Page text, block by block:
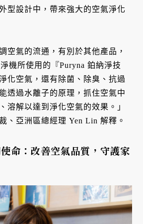
型設計中，帶來強大的空氣淨化
空氣的流通，有別於其他產品，
機所使用的『Puryna 鉑納淨技
化空氣，還有除菌、除臭、抗過
透過水離子的原理，抓住空氣中
溶解以達到淨化空氣的效果。」
、亞洲區總經理 Yen Lin 解釋。
命：改善空氣品質，守護家